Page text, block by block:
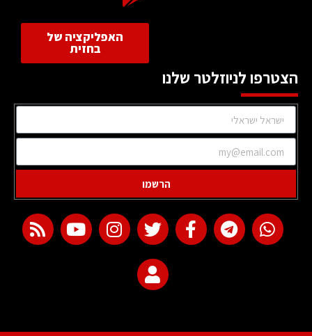
האפליקציה של
בחזית
הצטרפו לניוזלטר שלנו
הרשמו